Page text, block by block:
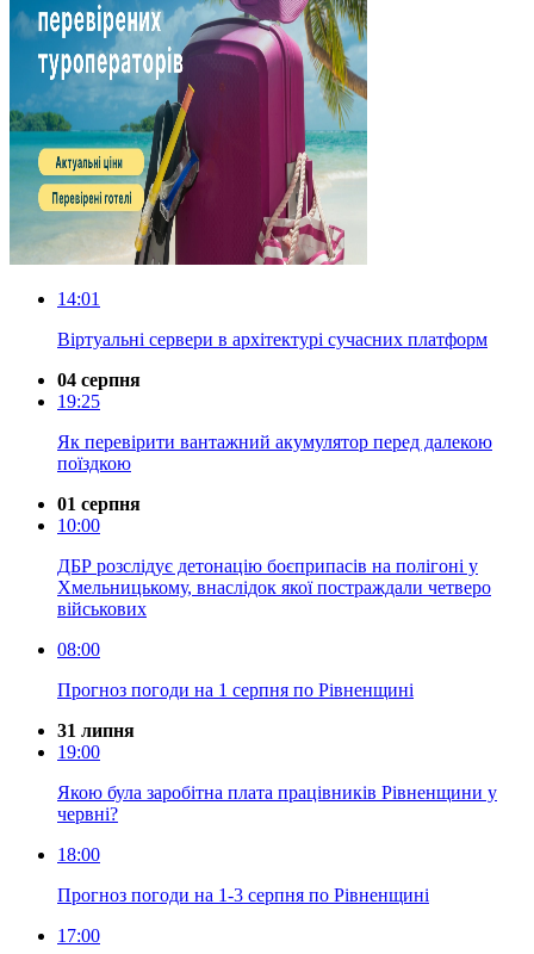
14:01
Віртуальні сервери в архітектурі сучасних платформ
04 серпня
19:25
Як перевірити вантажний акумулятор перед далекою
поїздкою
01 серпня
10:00
ДБР розслідує детонацію боєприпасів на полігоні у
Хмельницькому, внаслідок якої постраждали четверо
військових
08:00
Прогноз погоди на 1 серпня по Рівненщині
31 липня
19:00
Якою була заробітна плата працівників Рівненщини у
червні?
18:00
Прогноз погоди на 1-3 серпня по Рівненщині
17:00